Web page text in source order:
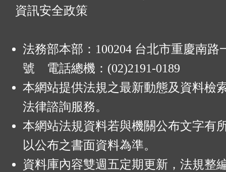
資訊安全政策
法務部本部：100204 台北市重慶南路
號 電話總機：(02)2191-0189
本網站提供法規之最新動態及資料檢
法律諮詢服務。
本網站法規資料若與機關公布文字有
以公布之書面資料為準。
資料庫內容雙週五定期更新，法規整